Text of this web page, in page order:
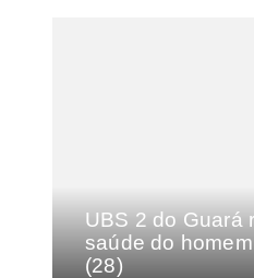
UBS 2 do Guará
saúde do
(28)